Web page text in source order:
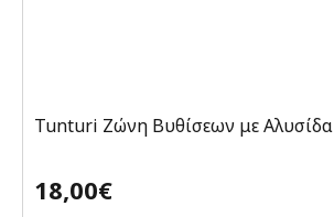
Tunturi Ζώνη Βυθίσεων με Αλυσίδα
18,00€